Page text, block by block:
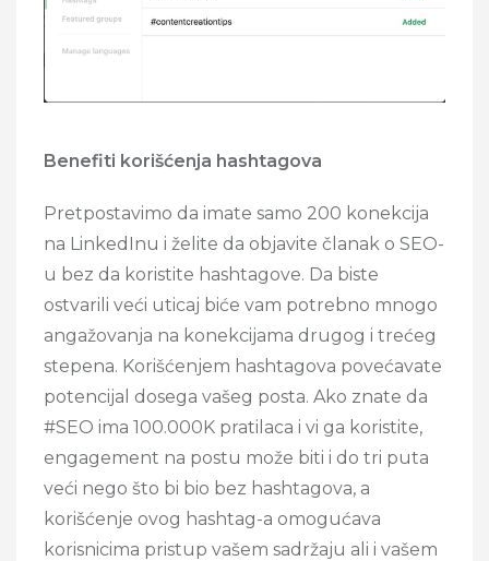
Benefiti korišćenja hashtagova
Pretpostavimo da imate samo 200 konekcija
na LinkedInu i želite da objavite članak o SEO-
u bez da koristite hashtagove. Da biste
ostvarili veći uticaj biće vam potrebno mnogo
angažovanja na konekcijama drugog i trećeg
stepena. Korišćenjem hashtagova povećavate
potencijal dosega vašeg posta. Ako znate da
#SEO ima 100.000K pratilaca i vi ga koristite,
engagement na postu može biti i do tri puta
veći nego što bi bio bez hashtagova, a
korišćenje ovog hashtag-a omogućava
korisnicima pristup vašem sadržaju ali i vašem